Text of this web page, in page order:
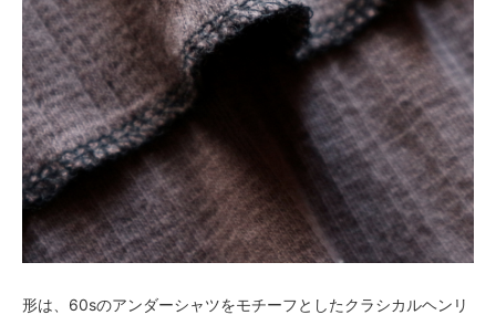
形は、60sのアンダーシャツをモチーフとしたクラシカルヘンリ